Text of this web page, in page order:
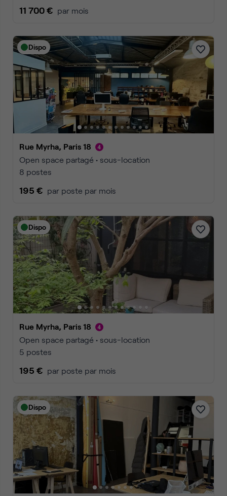
11 700 € par mois
Dispo
Rue Myrha, Paris 18
Open space partagé • sous-location
8 postes
195 € par poste par mois
Dispo
Rue Myrha, Paris 18
Open space partagé • sous-location
5 postes
195 € par poste par mois
Dispo